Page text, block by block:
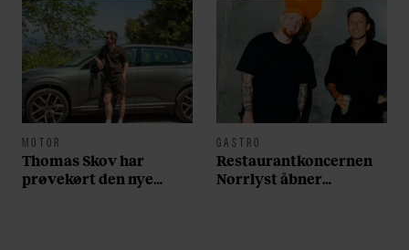
MOTOR
Thomas Skov har
prøvekørt den nye
GASTRO
Restaurantkoncernen
Norrlyst åbner